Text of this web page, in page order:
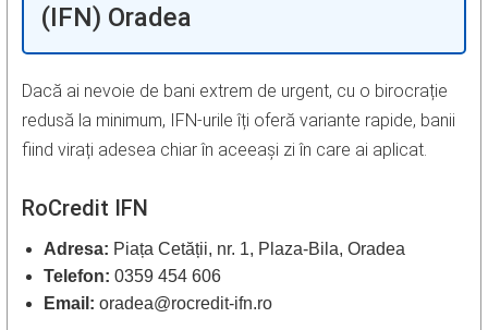
(IFN) Oradea
Dacă ai nevoie de bani extrem de urgent, cu o birocrație
redusă la minimum, IFN-urile îți oferă variante rapide, banii
fiind virați adesea chiar în aceeași zi în care ai aplicat.
RoCredit IFN
Adresa: Piața Cetății, nr. 1, Plaza-Bila, Oradea
Telefon: 0359 454 606
Email: oradea@rocredit-ifn.ro